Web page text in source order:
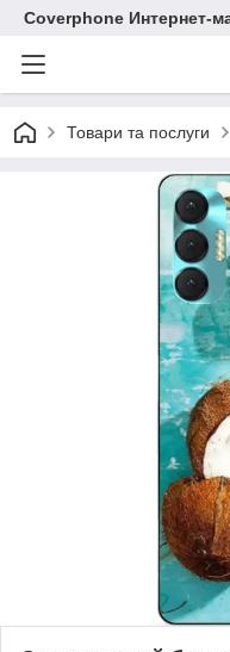
Coverphone Интернет-
Товари та послуги